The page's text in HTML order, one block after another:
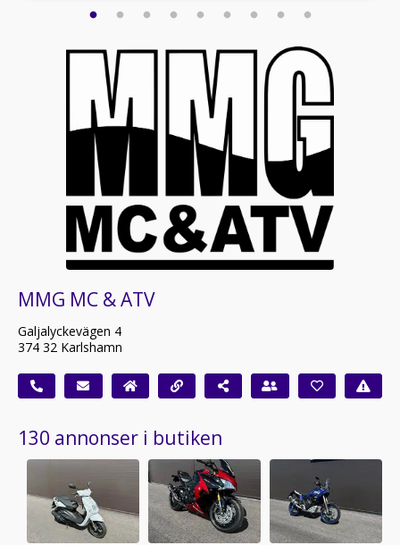
MMG MC & ATV
Galjalyckevägen 4
374 32 Karlshamn
130 annonser i butiken